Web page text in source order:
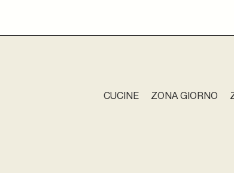
CUCINE ZONA GIORNO